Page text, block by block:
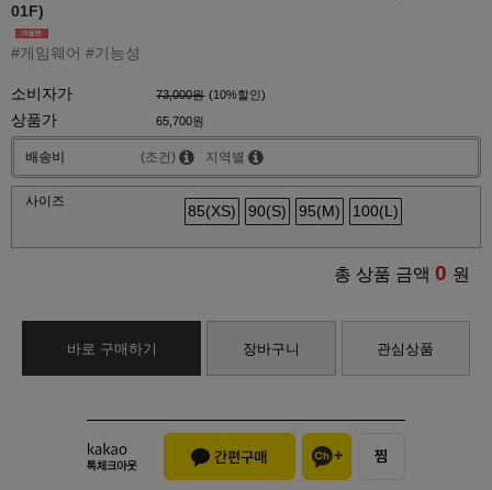
01F)
#게임웨어 #기능성
소비자가 73,000원 (10%할인)
상품가 65,700원
배송비 (조건) 지역별
사이즈
85(XS) 90(S) 95(M) 100(L)
총 상품 금액 0 원
바로 구매하기 장바구니 관심상품